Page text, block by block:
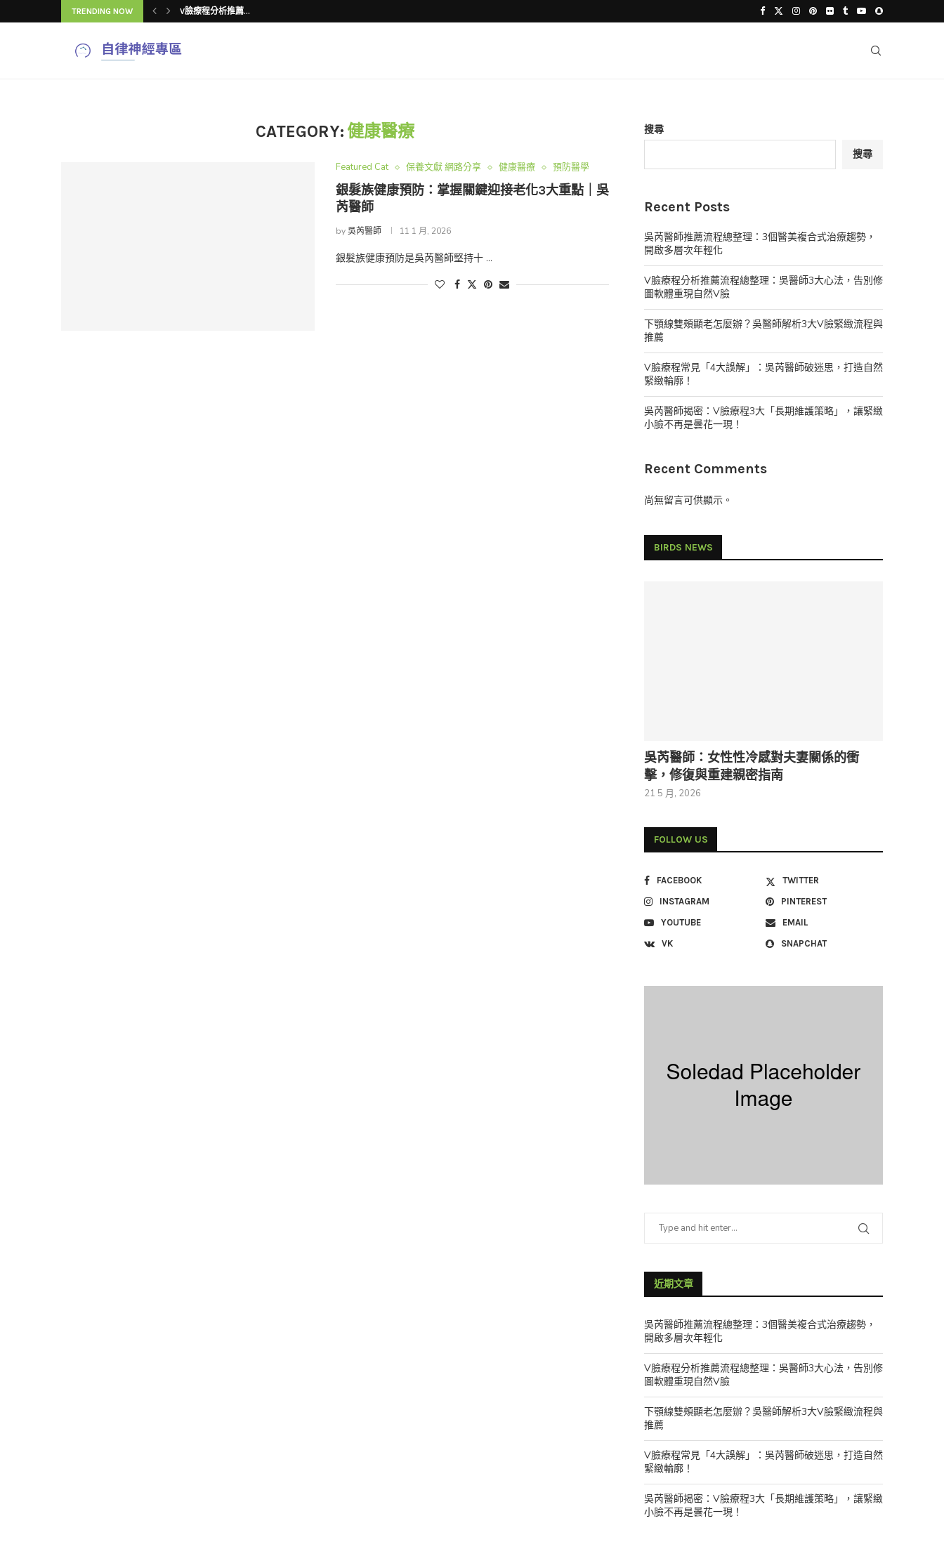
TRENDING NOW 下顎線雙頰顯老怎...
CATEGORY: 健康醫療
Featured Cat 保養文獻 網路分享 健康醫療 預防醫學
銀髮族健康預防：掌握關鍵迎接老化3大重點｜吳
芮醫師
by吳芮醫師 11 1 月, 2026
銀髮族健康預防是吳芮醫師堅持十 …
搜尋
搜尋
Recent Posts
吳芮醫師推薦流程總整理：3個醫美複合式治療趨勢，
開啟多層次年輕化
V臉療程分析推薦流程總整理：吳醫師3大心法，告別修
圖軟體重現自然V臉
下顎線雙頰顯老怎麼辦？吳醫師解析3大V臉緊緻流程與
推薦
V臉療程常見「4大誤解」：吳芮醫師破迷思，打造自然
緊緻輪廓！
吳芮醫師揭密：V臉療程3大「長期維護策略」，讓緊緻
小臉不再是曇花一現！
Recent Comments
尚無留言可供顯示。
BIRDS NEWS
吳芮醫師：女性性冷感對夫妻關係的衝
擊，修復與重建親密指南
21 5 月, 2026
FOLLOW US
FACEBOOK
TWITTER
INSTAGRAM
PINTEREST
YOUTUBE
EMAIL
VK
SNAPCHAT
近期文章
吳芮醫師推薦流程總整理：3個醫美複合式治療趨勢，
開啟多層次年輕化
V臉療程分析推薦流程總整理：吳醫師3大心法，告別修
圖軟體重現自然V臉
下顎線雙頰顯老怎麼辦？吳醫師解析3大V臉緊緻流程與
推薦
V臉療程常見「4大誤解」：吳芮醫師破迷思，打造自然
緊緻輪廓！
吳芮醫師揭密：V臉療程3大「長期維護策略」，讓緊緻
小臉不再是曇花一現！